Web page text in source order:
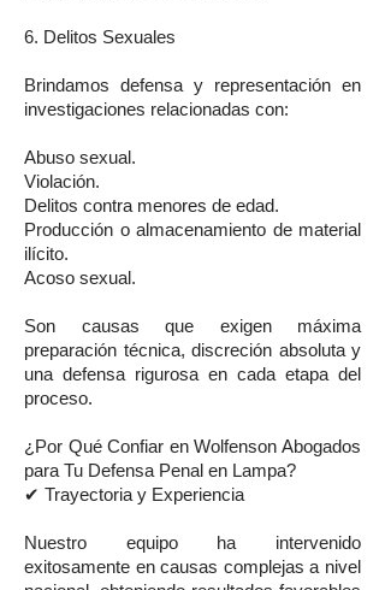
6. Delitos Sexuales
Brindamos defensa y representación en
investigaciones relacionadas con:
Abuso sexual.
Violación.
Delitos contra menores de edad.
Producción o almacenamiento de material
ilícito.
Acoso sexual.
Son causas que exigen máxima
preparación técnica, discreción absoluta y
una defensa rigurosa en cada etapa del
proceso.
¿Por Qué Confiar en Wolfenson Abogados
para Tu Defensa Penal en Lampa?
✔ Trayectoria y Experiencia
Nuestro equipo ha intervenido
exitosamente en causas complejas a nivel